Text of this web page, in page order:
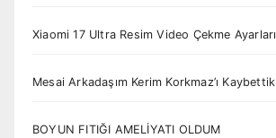
Xiaomi 17 Ultra Resim Video Çekme Ayarları
Mesai Arkadaşım Kerim Korkmaz’ı Kaybettik
BOYUN FITIĞI AMELİYATI OLDUM